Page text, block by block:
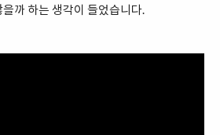
까 하는 생각이 들었습니다.